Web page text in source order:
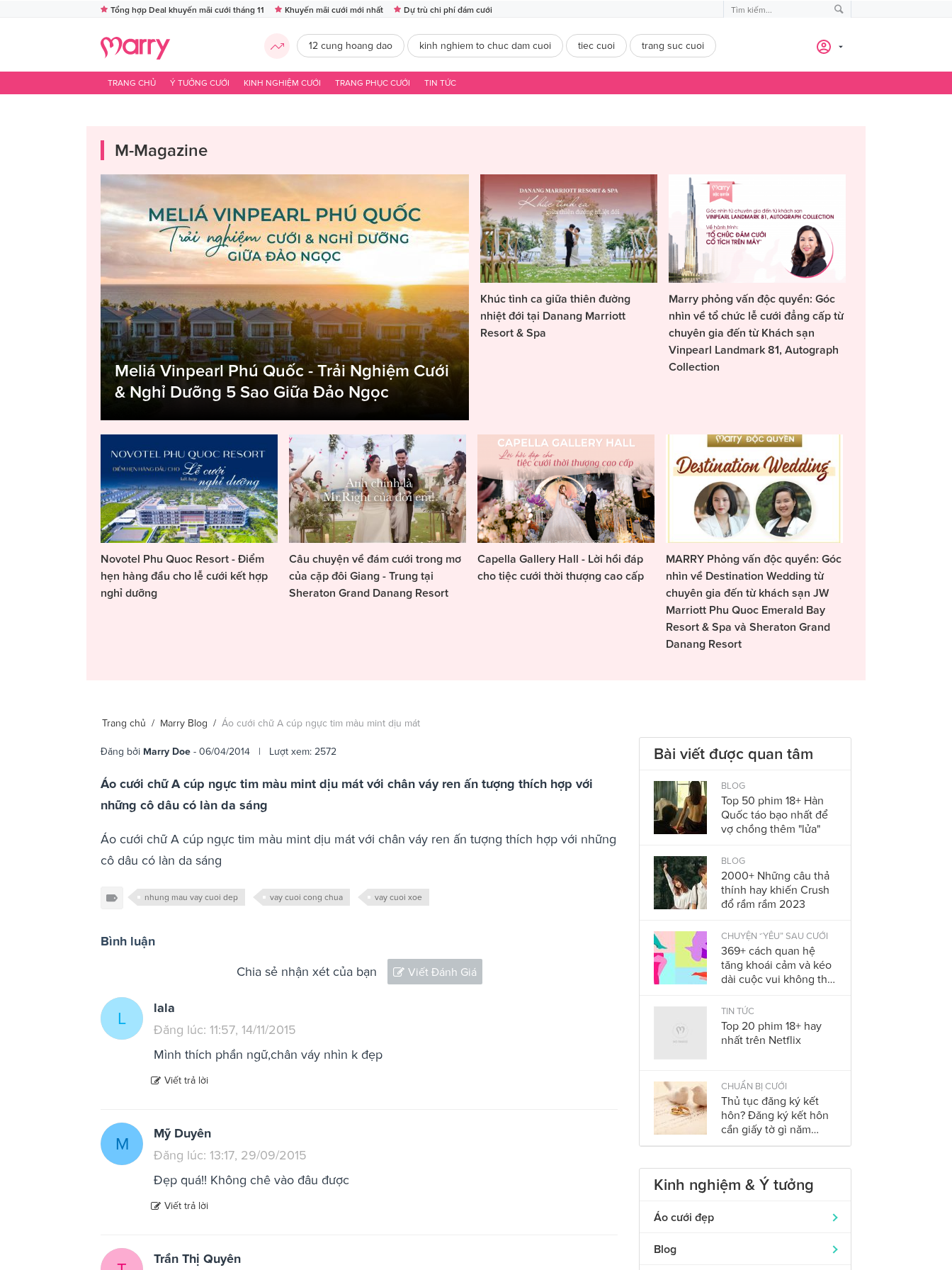
Tổng hợp Deal khuyến mãi cưới tháng 11 Khuyến mãi cưới mới nhất Dự trù chi phí đám cưới
12 cung hoang dao kinh nghiem to chuc dam cuoi tiec cuoi trang suc cuoi
TRANG CHỦ Ý TƯỞNG CƯỚI KINH NGHIỆM CƯỚI TRANG PHỤC CƯỚI TIN TỨC
M-Magazine
Meliá Vinpearl Phú Quốc - Trải Nghiệm Cưới
& Nghỉ Dưỡng 5 Sao Giữa Đảo Ngọc
Khúc tình ca giữa thiên đường
nhiệt đới tại Danang Marriott
Resort & Spa
Marry phỏng vấn độc quyền: Góc
nhìn về tổ chức lễ cưới đẳng cấp từ
chuyên gia đến từ Khách sạn
Vinpearl Landmark 81, Autograph
Collection
Novotel Phu Quoc Resort - Điểm
hẹn hàng đầu cho lễ cưới kết hợp
nghỉ dưỡng
Câu chuyện về đám cưới trong mơ
của cặp đôi Giang - Trung tại
Sheraton Grand Danang Resort
Capella Gallery Hall - Lời hồi đáp
cho tiệc cưới thời thượng cao cấp
MARRY Phỏng vấn độc quyền: Góc
nhìn về Destination Wedding từ
chuyên gia đến từ khách sạn JW
Marriott Phu Quoc Emerald Bay
Resort & Spa và Sheraton Grand
Danang Resort
Trang chủ / Marry Blog / Áo cưới chữ A cúp ngực tim màu mint dịu mát
Đăng bởi Marry Doe - 06/04/2014 | Lượt xem: 2572
Áo cưới chữ A cúp ngực tim màu mint dịu mát với chân váy ren ấn tượng thích hợp với
những cô dâu có làn da sáng
Áo cưới chữ A cúp ngực tim màu mint dịu mát với chân váy ren ấn tượng thích hợp với những
cô dâu có làn da sáng
nhung mau vay cuoi dep vay cuoi cong chua vay cuoi xoe
Bình luận
Chia sẻ nhận xét của bạn Viết Đánh Giá
L
lala
Đăng lúc: 11:57, 14/11/2015
Mình thích phần ngữ,chân váy nhìn k đẹp
Viết trả lời
M
Mỹ Duyên
Đăng lúc: 13:17, 29/09/2015
Đẹp quá!! Không chê vào đâu được
Viết trả lời
Trần Thị Quyên
Bài viết được quan tâm
BLOG
Top 50 phim 18+ Hàn
Quốc táo bạo nhất để
vợ chồng thêm "lửa"
BLOG
2000+ Những câu thả
thính hay khiến Crush
đổ rầm rầm 2023
CHUYỆN “YÊU” SAU CƯỚI
369+ cách quan hệ
tăng khoái cảm và kéo
dài cuộc vui không thể
2023
TIN TỨC
Top 20 phim 18+ hay
nhất trên Netflix
CHUẨN BỊ CƯỚI
Thủ tục đăng ký kết
hôn? Đăng ký kết hôn
cần giấy tờ gì năm
2023?
Kinh nghiệm & Ý tưởng
Áo cưới đẹp
Áo dài cưới
319
Blog